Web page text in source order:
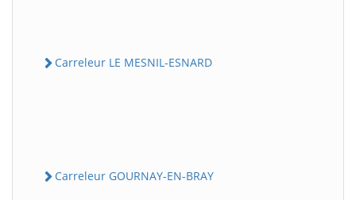
Carreleur LE MESNIL-ESNARD
Carreleur GOURNAY-EN-BRAY